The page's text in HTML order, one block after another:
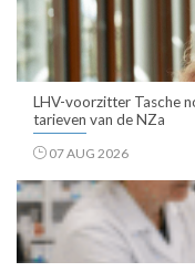
LHV-voorzitter Tasche
tarieven van de NZa
07 AUG 2026